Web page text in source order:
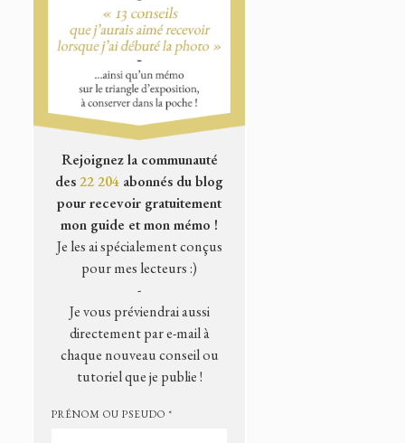
Rejoignez la communauté
des22 204 abonnés du blog
pour recevoir gratuitement
mon guide et mon mémo !
Je les ai spécialement conçus
pour mes lecteurs :)
-
Je vous préviendrai aussi
directement par e-mail à
chaque nouveau conseil ou
tutoriel que je publie !
PRÉNOM OU PSEUDO *